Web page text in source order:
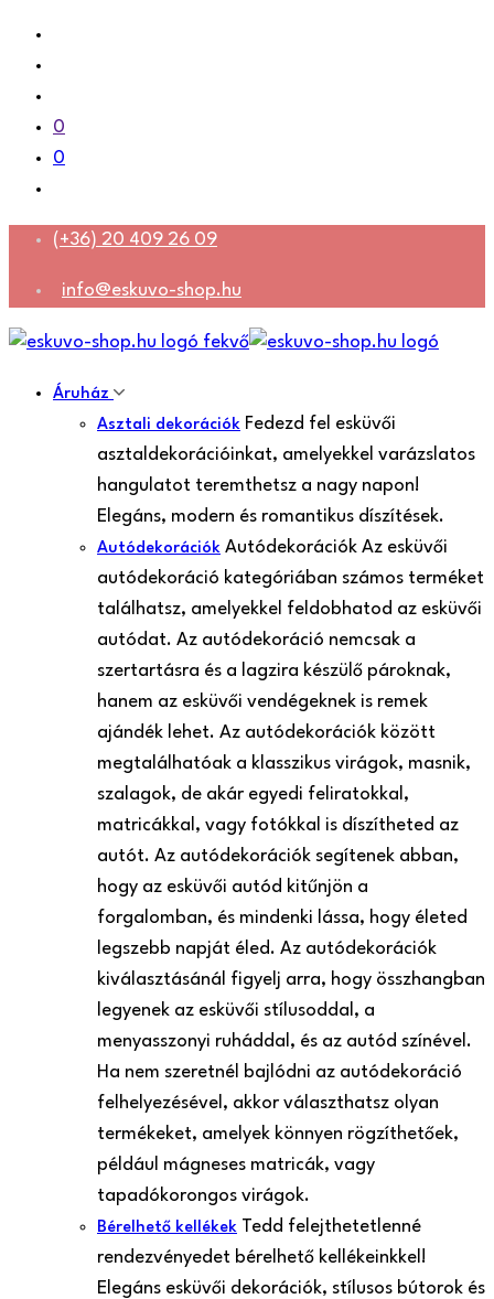
0
0
(+36) 20 409 26 09
info@eskuvo-shop.hu
Áruház
Asztali dekorációk Fedezd fel esküvői
asztaldekorációinkat, amelyekkel varázslatos
hangulatot teremthetsz a nagy napon!
Elegáns, modern és romantikus díszítések.
Autódekorációk Autódekorációk Az esküvői
autódekoráció kategóriában számos terméket
találhatsz, amelyekkel feldobhatod az esküvői
autódat. Az autódekoráció nemcsak a
szertartásra és a lagzira készülő pároknak,
hanem az esküvői vendégeknek is remek
ajándék lehet. Az autódekorációk között
megtalálhatóak a klasszikus virágok, masnik,
szalagok, de akár egyedi feliratokkal,
matricákkal, vagy fotókkal is díszítheted az
autót. Az autódekorációk segítenek abban,
hogy az esküvői autód kitűnjön a
forgalomban, és mindenki lássa, hogy életed
legszebb napját éled. Az autódekorációk
kiválasztásánál figyelj arra, hogy összhangban
legyenek az esküvői stílusoddal, a
menyasszonyi ruháddal, és az autód színével.
Ha nem szeretnél bajlódni az autódekoráció
felhelyezésével, akkor választhatsz olyan
termékeket, amelyek könnyen rögzíthetőek,
például mágneses matricák, vagy
tapadókorongos virágok.
Bérelhető kellékek Tedd felejthetetlenné
rendezvényedet bérelhető kellékeinkkel!
Elegáns esküvői dekorációk, stílusos bútorok és